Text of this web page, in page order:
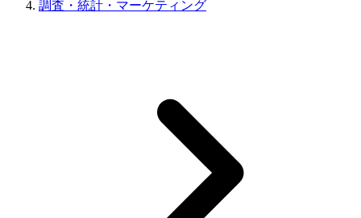
調査・統計・マーケティング